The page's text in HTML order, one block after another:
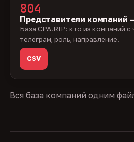
804
Представители компаний
База CPA.RIP: кто из компаний с
телеграм, роль, направление.
CSV
Вся база компаний одним